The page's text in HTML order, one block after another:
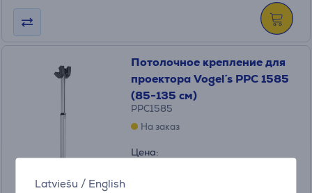
Latviešu / English
Потолочное крепление для
проектора Vogel´s PPC 1585
(85-135 см)
PPC1585
На заказ
Цена: